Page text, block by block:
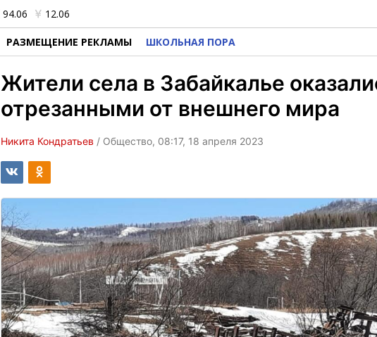
94.06 12.06
РАЗМЕЩЕНИЕ РЕКЛАМЫ ШКОЛЬНАЯ ПОРА
Жители села в Забайкалье
отрезанными от внешнего мира
Никита Кондратьев / Общество, 08:17, 18 апреля 2023